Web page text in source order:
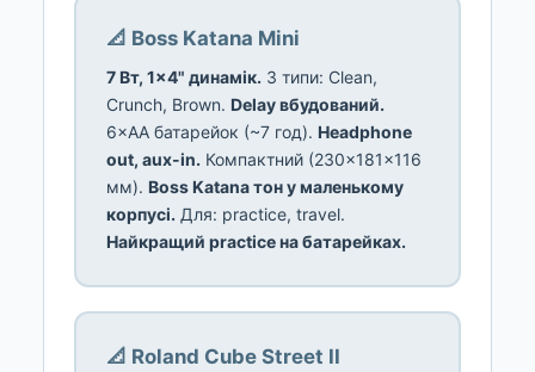
📐 Boss Katana Mini
7 Вт, 1×4" динамік. 3 типи: Clean,
Crunch, Brown. Delay вбудований.
6×AA батарейок (~7 год). Headphone
out, aux-in. Компактний (230×181×116
мм). Boss Katana тон у маленькому
корпусі. Для: practice, travel.
Найкращий practice на батарейках.
📐 Roland Cube Street II